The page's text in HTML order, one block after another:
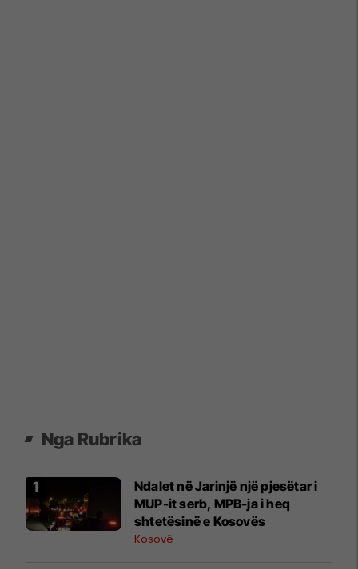
Nga Rubrika
Ndalet në Jarinjë një pjesëtar i
MUP-it serb, MPB-ja i heq
shtetësinë e Kosovës
Kosovë